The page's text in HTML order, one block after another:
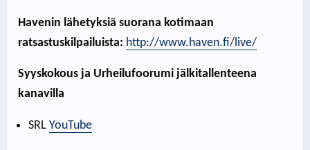
Havenin lähetyksiä suorana kotimaan
ratsastuskilpailuista: http://www.haven.fi/live/
Syyskokous ja Urheilufoorumi jälkitallenteena
kanavilla
SRL YouTube